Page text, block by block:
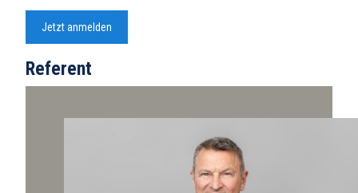
Jetzt anmelden
Referent